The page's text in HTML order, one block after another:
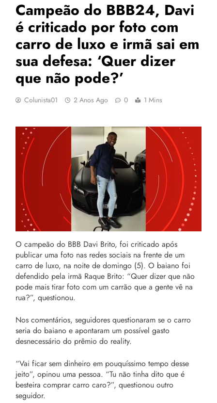
Campeão do BBB24, Davi
é criticado por foto com
carro de luxo e irmã sai em
sua defesa: ‘Quer dizer
que não pode?’
Colunista01 2 Anos Ago 0 1 Mins
O campeão do BBB Davi Brito, foi criticado após
publicar uma foto nas redes sociais na frente de um
carro de luxo, na noite de domingo (5). O baiano foi
defendido pela irmã Raque Brito: “Quer dizer que não
pode mais tirar foto com um carrão que a gente vê na
rua?”, questionou.
Nos comentários, seguidores questionaram se o carro
seria do baiano e apontaram um possível gasto
desnecessário do prêmio do reality.
“Vai ficar sem dinheiro em pouquíssimo tempo desse
jeito”, opinou uma pessoa. “Tu não tinha dito que é
besteira comprar carro caro?”, questionou outro
seguidor.